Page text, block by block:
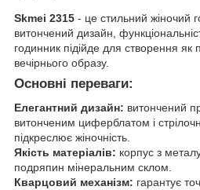
Skmei 2315 - це стильний жіночий
витончений дизайн,
годинник підійде для створення як
вечірнього образу.
Основні переваги:
Елегантний дизайн: витончений
витонченим циферблатом і
підкреслює жіночність.
Якість матеріалів: корпус з
подряпин мінеральним склом.
Кварцовий механізм: гарантує